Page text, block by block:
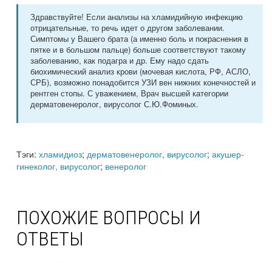
Здравствуйте! Если анализы на хламидийную инфекцию
отрицательные, то речь идет о другом заболевании.
Симптомы у Вашего брата (а именно боль и покраснения в
пятке и в большом пальце) больше соответствуют такому
заболеванию, как подагра и др. Ему надо сдать
биохимический анализ крови (мочевая кислота, РФ, АСЛО,
СРБ), возможно понадобится УЗИ вен нижних конечностей и
рентген стопы. С уважением, Врач высшей категории
дерматовенеролог, вирусолог С.Ю.Фоминых.
Тэги: хламидиоз; дерматовенеролог, вирусолог; акушер-
гинеколог, вирусолог; венеролог
ПОХОЖИЕ ВОПРОСЫ И
ОТВЕТЫ